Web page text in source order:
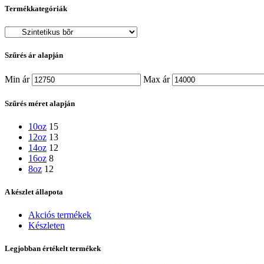
Termékkategóriák
Szűrés ár alapján
Min ár Max ár
Szűrés méret alapján
10oz 15
12oz 13
14oz 12
16oz 8
8oz 12
A készlet állapota
Akciós termékek
Készleten
Legjobban értékelt termékek